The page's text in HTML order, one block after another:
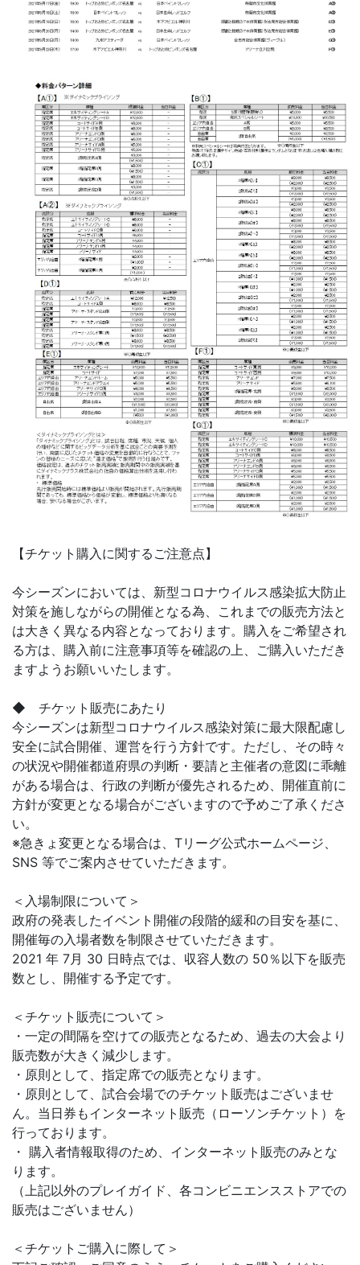
【チケット購入に関するご注意点】
今シーズンにおいては、新型コロナウイルス感染拡大防止
対策を施しながらの開催となる為、これまでの販売方法と
は大きく異なる内容となっております。購入をご希望され
る方は、購入前に注意事項等を確認の上、ご購入いただき
ますようお願いいたします。
◆ チケット販売にあたり
今シーズンは新型コロナウイルス感染対策に最大限配慮し
安全に試合開催、運営を行う方針です。ただし、その時々
の状況や開催都道府県の判断・要請と主催者の意図に乖離
がある場合は、行政の判断が優先されるため、開催直前に
方針が変更となる場合がございますので予めご了承くださ
い。
※急きょ変更となる場合は、Tリーグ公式ホームページ、
SNS 等でご案内させていただきます。
＜入場制限について＞
政府の発表したイベント開催の段階的緩和の目安を基に、
開催毎の入場者数を制限させていただきます。
2021 年 7月 30 日時点では、収容人数の 50％以下を販売
数とし、開催する予定です。
＜チケット販売について＞
・一定の間隔を空けての販売となるため、過去の大会より
販売数が大きく減少します。
・原則として、指定席での販売となります。
・原則として、試合会場でのチケット販売はございませ
ん。当日券もインターネット販売（ローソンチケット）を
行っております。
・ 購入者情報取得のため、インターネット販売のみとな
ります。
（上記以外のプレイガイド、各コンビニエンスストアでの
販売はございません）
＜チケットご購入に際して＞